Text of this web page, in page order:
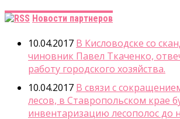
Новости партнеров
10.04.2017 В Кисловодске со
чиновник Павел Ткаченко,
работу городского хозяйства.
10.04.2017 В связи с
лесов, в Ставропольском крае
инвентаризацию лесополос до